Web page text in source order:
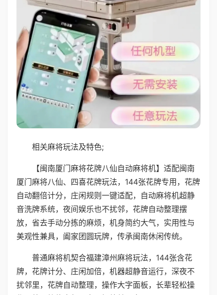
相关麻将玩法及特色;
【闽南厦门麻将花牌八仙自动麻将机】适配闽南
厦门麻将八仙、四喜花牌玩法，144张花牌专用，花牌
自动翻倍计分，庄闲规则一键适配，自动麻将机超静
音洗牌系统，夜间娱乐也不扰邻，花牌自动整理摆
放，省去手动分拣的麻烦，机身简约大气，实用性与
美观性兼具，阖家团圆玩牌，传承闽南休闲传统。
普通麻将机契合福建漳州麻将玩法，144张含花
牌，花牌计分、庄闲加倍，机器超静音运行，深夜不
扰邻里，花牌自动整理，操作大字面板，长辈轻松操